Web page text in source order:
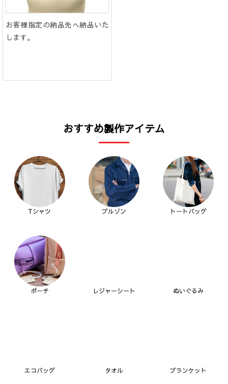
お客様指定の納品先へ納品いた
します。
おすすめ製作アイテム
Tシャツ ブルゾン トートバッグ
ポーチ レジャーシート ぬいぐるみ
エコバッグ タオル ブランケット